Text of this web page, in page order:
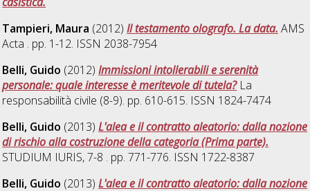
Tampieri, Maura (2012)Il testamento olografo. La data. AMS
Acta . pp. 1-12. ISSN 2038-7954
Belli, Guido (2012)Immissioni intollerabili e serenità
personale: quale interesse è meritevole di tutela?La
responsabilità civile (8-9). pp. 610-615. ISSN 1824-7474
Belli, Guido (2013)L'alea e il contratto aleatorio: dalla nozione
di rischio alla costruzione della categoria (Prima parte).
STUDIUM IURIS, 7-8 . pp. 771-776. ISSN 1722-8387
Belli, Guido (2013)L'alea e il contratto aleatorio: dalla nozione